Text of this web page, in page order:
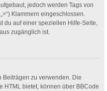
jedoch werden Tags von
Klammern eingeschlossen.
du auf einer speziellen Hilfe-Seite,
zugänglich ist.
Beiträgen zu verwenden. Die
HTML bietet, können über BBCode